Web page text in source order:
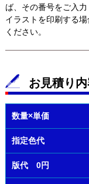
ば、その番号をご入力
イラストを印刷する
ください。
お見積り
数量×単価
指定色代
版代 0円